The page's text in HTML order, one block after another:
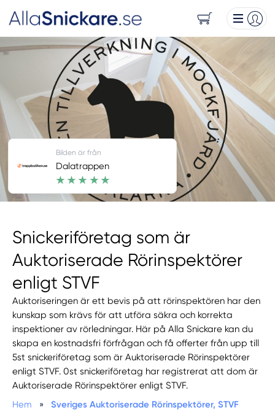
Snickeriföretag som är
Auktoriserade Rörinspektörer
enligt STVF
Auktoriseringen är ett bevis på att rörinspektören har den
kunskap som krävs för att utföra säkra och korrekta
inspektioner av rörledningar. Här på Alla Snickare kan du
skapa en kostnadsfri förfrågan och få offerter från upp till
5st snickeriföretag som är Auktoriserade Rörinspektörer
enligt STVF. 0st snickeriföretag har registrerat att dom är
Auktoriserade Rörinspektörer enligt STVF.
Hem
» Sveriges Auktoriserade Rörinspektörer, STVF
Bilden är från
Dalatrappen